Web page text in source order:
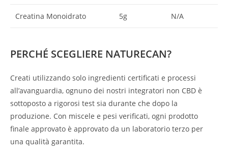
Creatina Monoidrato 5g N/A
PERCHÉ SCEGLIERE NATURECAN?
Creati utilizzando solo ingredienti certificati e processi
all’avanguardia, ognuno dei nostri integratori non CBD è
sottoposto a rigorosi test sia durante che dopo la
produzione. Con miscele e pesi verificati, ogni prodotto
finale approvato è approvato da un laboratorio terzo per
una qualità garantita.